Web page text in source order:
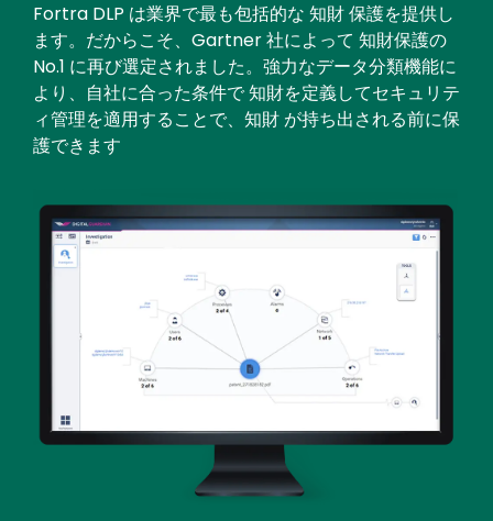
Fortra DLP は業界で最も包括的な 知財 保護を提供し
ます。だからこそ、Gartner 社によって 知財保護の
No.1 に再び選定されました。強力なデータ分類機能に
より、自社に合った条件で 知財を定義してセキュリテ
ィ管理を適用することで、知財 が持ち出される前に保
護できます